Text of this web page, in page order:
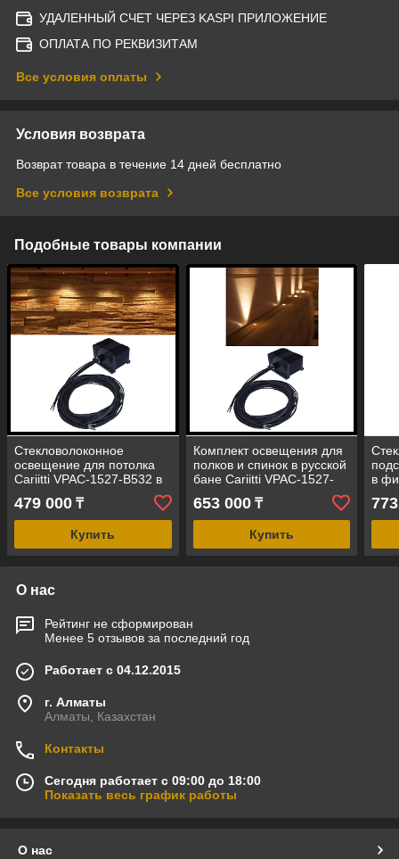
УДАЛЕННЫЙ СЧЕТ ЧЕРЕЗ KASPI ПРИЛОЖЕНИЕ
ОПЛАТА ПО РЕКВИЗИТАМ
Все условия оплаты
Условия возврата
Возврат товара в течение 14 дней бесплатно
Все условия возврата
Подобные товары компании
Стекловолоконное
освещение для потолка
Cariitti VPAC-1527-B532 в
финской сауне (4+1 точка,
проектор = 16 Вт)
479 000 ₸
Купить
Комплект освещения для
полков и спинок в русской
бане Cariitti VPAC-1527-
G223 (стекловолокно,22+1
точка,16 Вт)
653 000₸
Купить
в
О нас
Рейтинг не сформирован
Менее 5 отзывов за последний год
Работает с 04.12.2015
г. Алматы
Алматы, Казахстан
Контакты
Сегодня работает с 09:00 до 18:00
Показать весь график работы
О нас